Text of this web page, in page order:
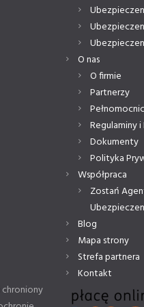
O nas
O firmie
Partnerzy
Regulaminy
Dokumenty
Polityka
Współpraca
Zostań
Blog
Mapa strony
Strefa partnera
Kontakt